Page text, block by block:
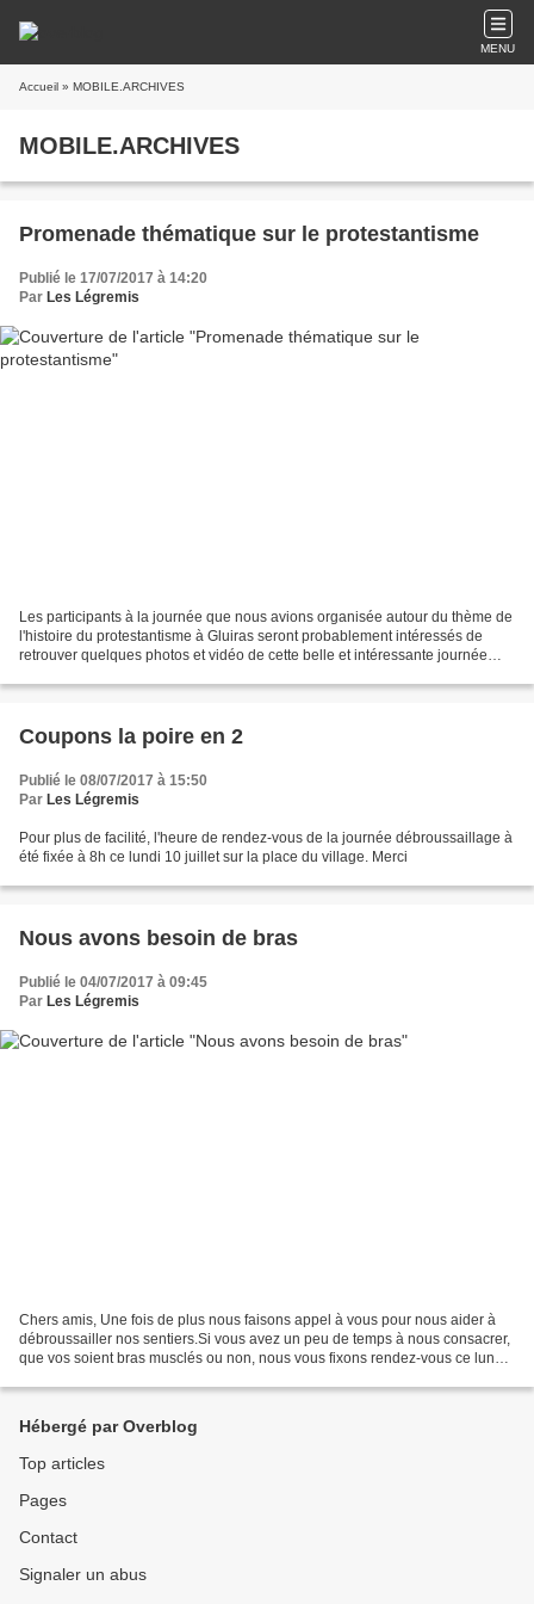
MENU
Accueil » MOBILE.ARCHIVES
MOBILE.ARCHIVES
Promenade thématique sur le protestantisme
Publié le 17/07/2017 à 14:20
Par Les Légremis
Les participants à la journée que nous avions organisée autour du thème de
l'histoire du protestantisme à Gluiras seront probablement intéressés de
retrouver quelques photos et vidéo de cette belle et intéressante journée
Coupons la poire en 2
Publié le 08/07/2017 à 15:50
Par Les Légremis
Pour plus de facilité, l'heure de rendez-vous de la journée débroussaillage à
été fixée à 8h ce lundi 10 juillet sur la place du village. Merci
Nous avons besoin de bras
Publié le 04/07/2017 à 09:45
Par Les Légremis
Chers amis, Une fois de plus nous faisons appel à vous pour nous aider à
débroussailler nos sentiers.Si vous avez un peu de temps à nous consacrer,
que vos soient bras musclés ou non, nous vous fixons rendez-vous ce lundi
Hébergé par Overblog
Top articles
Pages
Contact
Signaler un abus